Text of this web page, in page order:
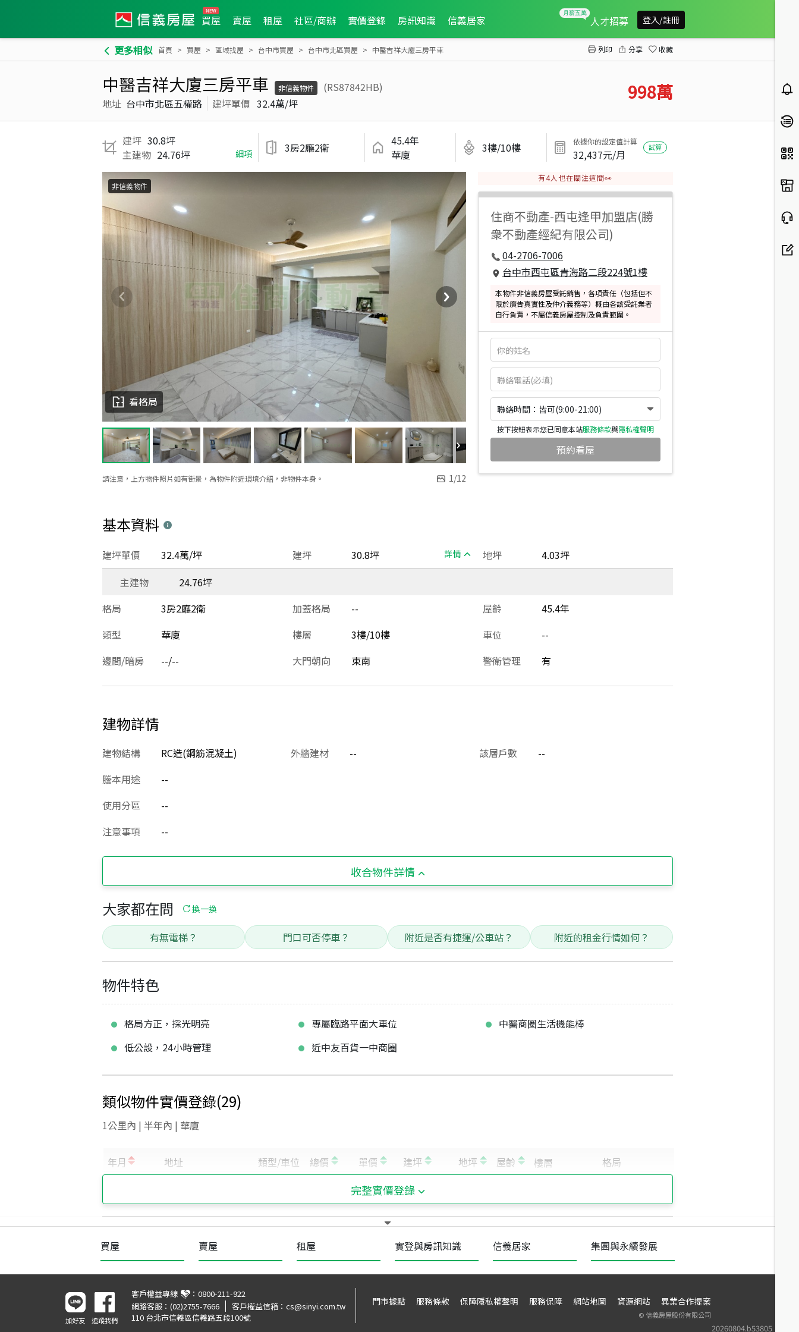
買屋 賣屋 租屋 社區/商辦 實價登錄 房訊知識 信義居家 人才招募 登入/註冊
更多相似 首頁 買屋 區域找屋 台中市買屋 台中市北區買屋 中醫吉祥大廈三房平車 列印 分享 收藏
中醫吉祥大廈三房平車 非信義物件
(RS87842HB)
地址 台中市北區五權路 建坪單價 32.4萬/坪 998萬
建坪 30.8坪
主建物 24.76坪 細項 3房2廳2衛
45.4年
華廈
3樓/10樓 依據你的設定值計算
32,437元/月
試算
請注意，上方物件照片如有街景，為物件附近環境介紹，非物件本身。 1/12
看格局
非信義物件
有4人也在關注這間👀
住商不動產-西屯逢甲加盟店(勝
衆不動產經紀有限公司)
04-2706-7006
台中市西屯區青海路二段224號1樓
本物件非信義房屋受託銷售，各項責任（包括但不
限於廣告真實性及仲介義務等）概由各該受託業者
自行負責，不屬信義房屋控制及負責範圍。
聯絡時間：皆可(9:00-21:00)
按下按鈕表示您已同意本站服務條款與隱私權聲明
預約看屋
基本資料
建坪 30.8坪 詳情
建坪單價 32.4萬/坪 地坪
4.03坪
主建物
24.76坪
格局
3房2廳2衛 加蓋格局 -- 屋齡
45.4年
類型
華廈 樓層 3樓/10樓 車位
--
邊間/暗房
--/-- 大門朝向 東南 警衛管理 有
建物詳情
建物結構 RC造(鋼筋混凝土) 外牆建材 -- 該層戶數
--
謄本用途
--
使用分區
--
注意事項
--
收合物件詳情
大家都在問 換一換
有無電梯？ 門口可否停車？ 附近是否有捷運/公車站？ 附近的租金行情如何？
物件特色
格局方正，採光明亮 專屬臨路平面大車位
中醫商圈生活機能棒
低公設，24小時管理
近中友百貨一中商圈
類似物件實價登錄(29)
1公里內 | 半年內 | 華廈
完整實價登錄
買屋 賣屋 租屋 實登與房訊知識 信義居家 集團與永續發展
20260804.b53805
加好友 追蹤我們
客戶權益專線 ： 0800-211-922
網路客服： (02)2755-7666 客戶權益信箱： cs@sinyi.com.tw
110 台北市信義區信義路五段100號
門市據點 服務條款 保障隱私權聲明 服務保障 網站地圖 資源網站 異業合作提案
©信義房屋股份有限公司